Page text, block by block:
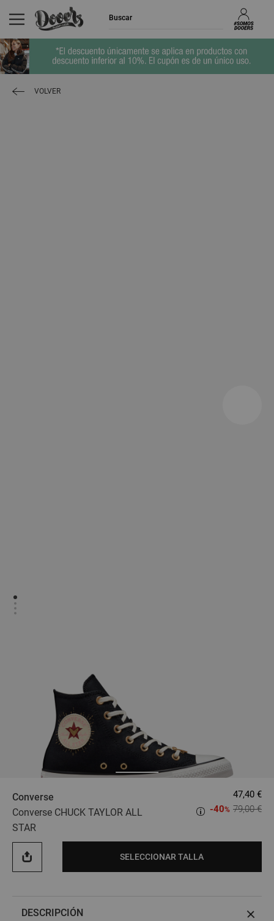
VOLVER
Converse
Converse CHUCK TAYLOR ALL
STAR
47,40 €
79,00 €
-40%
SELECCIONAR TALLA
DESCRIPCIÓN